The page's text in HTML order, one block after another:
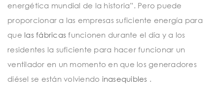
energética mundial de la historia”. Pero puede
proporcionar a las empresas suficiente energía para
que las fábricas funcionen durante el día y a los
residentes la suficiente para hacer funcionar un
ventilador en un momento en que los generadores
diésel se están volviendo inasequibles .